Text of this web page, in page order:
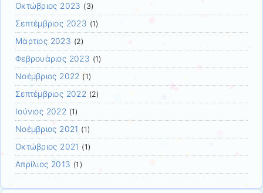
Οκτώβριος 2023 (3)
Σεπτέμβριος 2023 (1)
Μάρτιος 2023 (2)
Φεβρουάριος 2023 (1)
Νοέμβριος 2022 (1)
Σεπτέμβριος 2022 (2)
Ιούνιος 2022 (1)
Νοέμβριος 2021 (1)
Οκτώβριος 2021 (1)
Απρίλιος 2013 (1)